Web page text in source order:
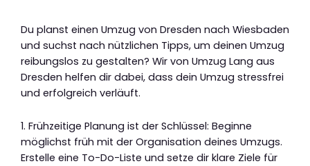
Du planst einen Umzug von Dresden nach Wiesbaden
und suchst nach nützlichen Tipps, um deinen Umzug
reibungslos zu gestalten? Wir von Umzug Lang aus
Dresden helfen dir dabei, dass dein Umzug stressfrei
und erfolgreich verläuft.
1. Frühzeitige Planung ist der Schlüssel: Beginne
möglichst früh mit der Organisation deines Umzugs.
Erstelle eine To-Do-Liste und setze dir klare Ziele für